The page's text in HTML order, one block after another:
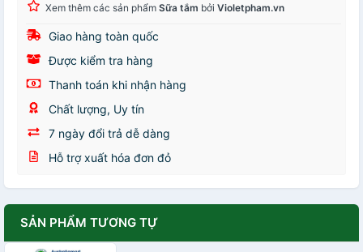
Xem thêm các sản phẩm Sữa tắm bởi Violetpham.vn
Giao hàng toàn quốc
Được kiểm tra hàng
Thanh toán khi nhận hàng
Chất lượng, Uy tín
7 ngày đổi trả dễ dàng
Hỗ trợ xuất hóa đơn đỏ
SẢN PHẨM TƯƠNG TỰ